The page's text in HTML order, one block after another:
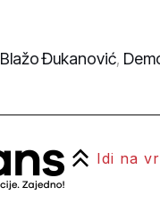
Blažo Đukanović,
Idi na